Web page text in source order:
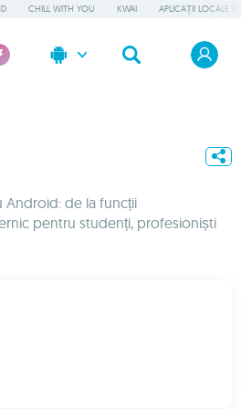
CHILL WITH YOU KWAI APLICAȚII LOCALE
Android: de la funcții
pentru studenți, profesioniști